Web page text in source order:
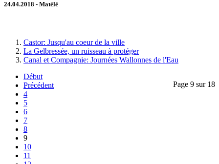
24.04.2018 - Matélé
Castor: Jusqu'au coeur de la ville
La Gelbressée, un ruisseau à protéger
Canal et Compagnie: Journées Wallonnes de l'Eau
Page 9 sur 18
Début
Précédent
4
5
6
7
8
9
10
11